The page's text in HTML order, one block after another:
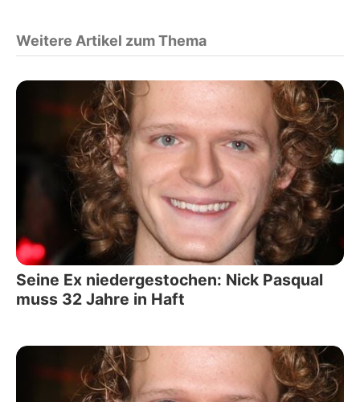
Weitere Artikel zum Thema
Seine Ex niedergestochen: Nick Pasqual
muss 32 Jahre in Haft